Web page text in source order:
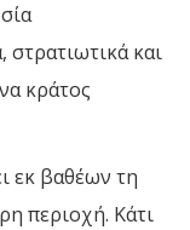
και
κράτος
εκ βαθέων τη
περιοχή. Κάτι